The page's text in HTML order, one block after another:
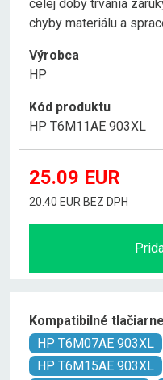
celej doby trvania
chyby materiálu a
Výrobca
HP
Kód produktu
HP T6M11AE 903XL
25.09 EUR
20.40 EUR BEZ DPH
Kompatibilné tlačiarne
HP T6M07AE 903XL
HP T6M15AE 903XL